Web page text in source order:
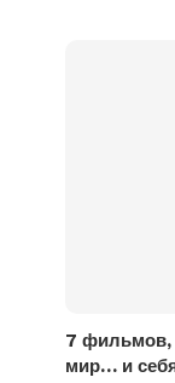
7 фильмов,
мир… и